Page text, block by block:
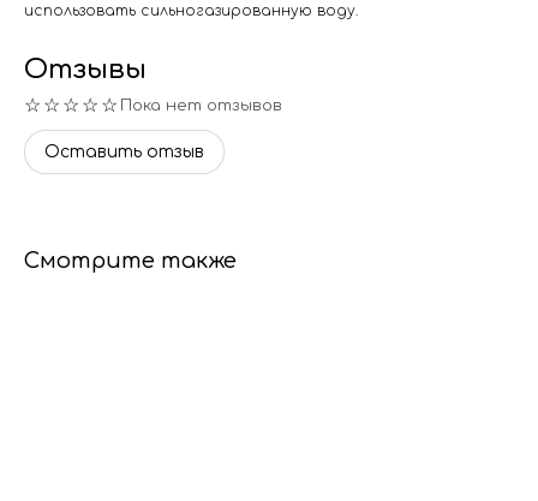
использовать сильногазированную воду.
Отзывы
☆☆☆☆☆ Пока нет отзывов
Оставить отзыв
Смотрите также